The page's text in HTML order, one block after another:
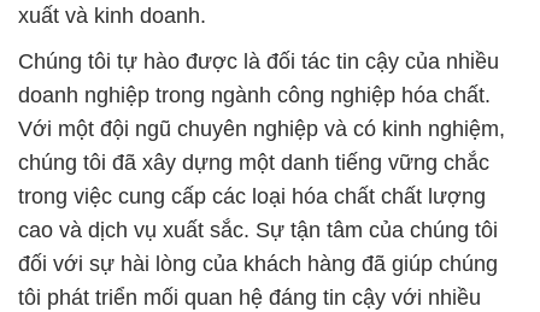
xuất và kinh doanh.
Chúng tôi tự hào được là đối tác tin cậy của nhiều
doanh nghiệp trong ngành công nghiệp hóa chất.
Với một đội ngũ chuyên nghiệp và có kinh nghiệm,
chúng tôi đã xây dựng một danh tiếng vững chắc
trong việc cung cấp các loại hóa chất chất lượng
cao và dịch vụ xuất sắc. Sự tận tâm của chúng tôi
đối với sự hài lòng của khách hàng đã giúp chúng
tôi phát triển mối quan hệ đáng tin cậy với nhiều